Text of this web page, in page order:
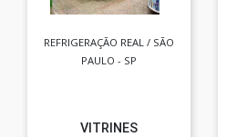
REFRIGERAÇÃO REAL / SÃO
PAULO - SP
VITRINES